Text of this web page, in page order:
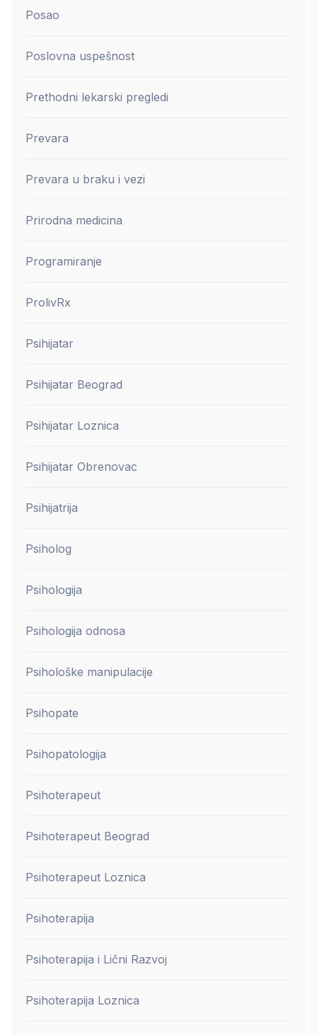
Posao
Poslovna uspešnost
Prethodni lekarski pregledi
Prevara
Prevara u braku i vezi
Prirodna medicina
Programiranje
ProlivRx
Psihijatar
Psihijatar Beograd
Psihijatar Loznica
Psihijatar Obrenovac
Psihijatrija
Psiholog
Psihologija
Psihologija odnosa
Psihološke manipulacije
Psihopate
Psihopatologija
Psihoterapeut
Psihoterapeut Beograd
Psihoterapeut Loznica
Psihoterapija
Psihoterapija i Lični Razvoj
Psihoterapija Loznica